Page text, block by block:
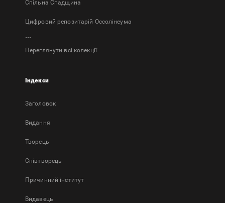
Спільна Спадщина
Цифровий репозитарій Оссолінеума
...
Переглянути всі колекції
Індекси
Заголовок
Bидання
Творець
Співтворець
Причинний інститут
Видавець